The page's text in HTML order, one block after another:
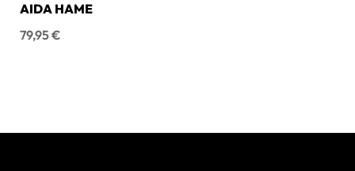
AIDA HAME
Hinta
79,95 €